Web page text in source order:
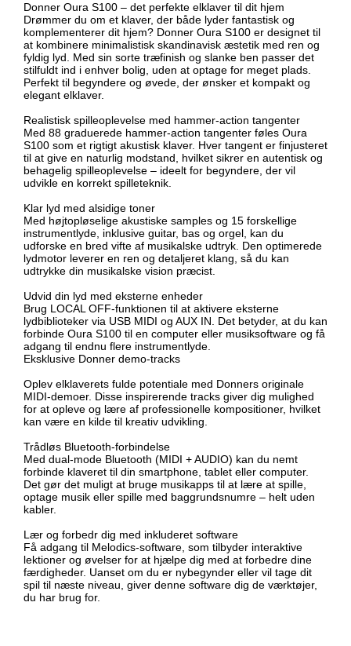
Donner Oura S100 – det perfekte elklaver til dit hjem
Drømmer du om et klaver, der både lyder fantastisk og
komplementerer dit hjem? Donner Oura S100 er designet til
at kombinere minimalistisk skandinavisk æstetik med ren og
fyldig lyd. Med sin sorte træfinish og slanke ben passer det
stilfuldt ind i enhver bolig, uden at optage for meget plads.
Perfekt til begyndere og øvede, der ønsker et kompakt og
elegant elklaver.
Realistisk spilleoplevelse med hammer-action tangenter
Med 88 graduerede hammer-action tangenter føles Oura
S100 som et rigtigt akustisk klaver. Hver tangent er finjusteret
til at give en naturlig modstand, hvilket sikrer en autentisk og
behagelig spilleoplevelse – ideelt for begyndere, der vil
udvikle en korrekt spilleteknik.
Klar lyd med alsidige toner
Med højtopløselige akustiske samples og 15 forskellige
instrumentlyde, inklusive guitar, bas og orgel, kan du
udforske en bred vifte af musikalske udtryk. Den optimerede
lydmotor leverer en ren og detaljeret klang, så du kan
udtrykke din musikalske vision præcist.
Udvid din lyd med eksterne enheder
Brug LOCAL OFF-funktionen til at aktivere eksterne
lydbiblioteker via USB MIDI og AUX IN. Det betyder, at du kan
forbinde Oura S100 til en computer eller musiksoftware og få
adgang til endnu flere instrumentlyde.
Eksklusive Donner demo-tracks
Oplev elklaverets fulde potentiale med Donners originale
MIDI-demoer. Disse inspirerende tracks giver dig mulighed
for at opleve og lære af professionelle kompositioner, hvilket
kan være en kilde til kreativ udvikling.
Trådløs Bluetooth-forbindelse
Med dual-mode Bluetooth (MIDI + AUDIO) kan du nemt
forbinde klaveret til din smartphone, tablet eller computer.
Det gør det muligt at bruge musikapps til at lære at spille,
optage musik eller spille med baggrundsnumre – helt uden
kabler.
Lær og forbedr dig med inkluderet software
Få adgang til Melodics-software, som tilbyder interaktive
lektioner og øvelser for at hjælpe dig med at forbedre dine
færdigheder. Uanset om du er nybegynder eller vil tage dit
spil til næste niveau, giver denne software dig de værktøjer,
du har brug for.